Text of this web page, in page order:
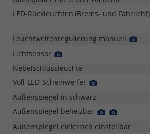
LED-Rückleuchten (Brems- und Fahrlicht)
Leuchtweitenregulierung manuell
Lichtsensor
Nebelschlussleuchte
Voll-LED-Scheinwerfer
Außenspiegel in schwarz
Außenspiegel beheizbar
Detail
Außenspiegel elektrisch einstellbar